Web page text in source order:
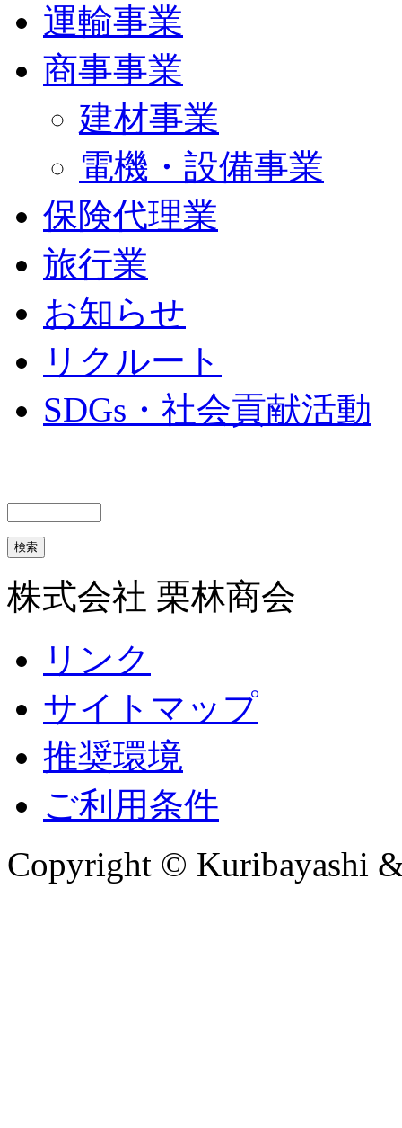
運輸事業
商事事業
建材事業
電機・設備事業
保険代理業
旅行業
お知らせ
リクルート
SDGs・社会貢献活動
株式会社 栗林商会
リンク
サイトマップ
推奨環境
ご利用条件
Copyright © Kuribayashi